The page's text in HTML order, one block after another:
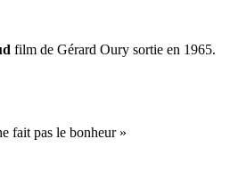
film de Gérard Oury sortie en 1965.
fait pas le bonheur »